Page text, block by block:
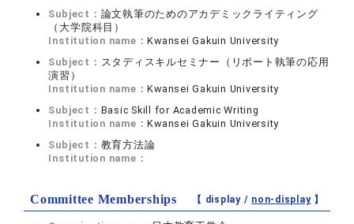
Subject： 論文執筆のためのアカデミックライティング
（大学院科目）
Institution name：Kwansei Gakuin University
Subject： スタディスキルセミナー（リポート執筆の応用
演習）
Institution name：Kwansei Gakuin University
Subject： Basic Skill for Academic Writing
Institution name：Kwansei Gakuin University
Subject： 教育方法論
Institution name：
Committee Memberships 【 display / non-display】